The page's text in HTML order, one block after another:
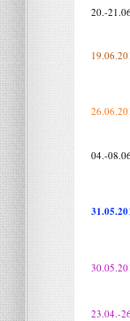
20.-
04.-
23.04.-